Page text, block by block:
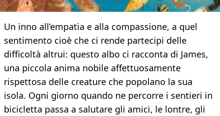
Un inno all’empatia e alla compassione, a quel
sentimento cioè che ci rende partecipi delle
difficoltà altrui: questo albo ci racconta di James,
una piccola anima nobile affettuosamente
rispettosa delle creature che popolano la sua
isola. Ogni giorno quando ne percorre i sentieri in
bicicletta passa a salutare gli amici, le lontre, gli